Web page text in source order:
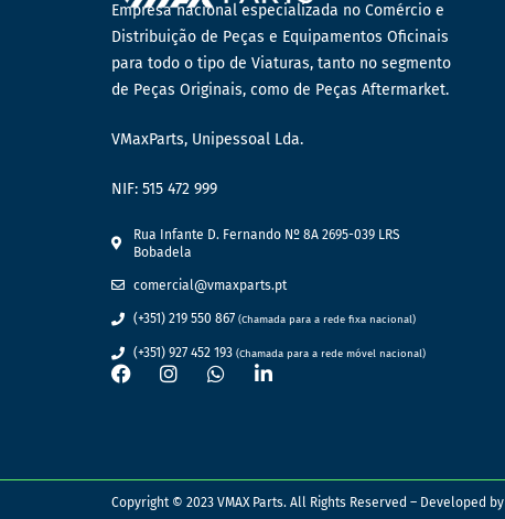
Empresa nacional especializada no Comércio e
Distribuição de Peças e Equipamentos Oficinais
para todo o tipo de Viaturas, tanto no segmento
de Peças Originais, como de Peças Aftermarket.
VMaxParts, Unipessoal Lda.
NIF: 515 472 999
Rua Infante D. Fernando Nº 8A 2695-039 LRS
Bobadela
comercial@vmaxparts.pt
(+351) 219 550 867 (Chamada para a rede fixa nacional)
(+351) 927 452 193 (Chamada para a rede móvel nacional)
Copyright © 2023 VMAX Parts. All Rights Reserved – Developed by